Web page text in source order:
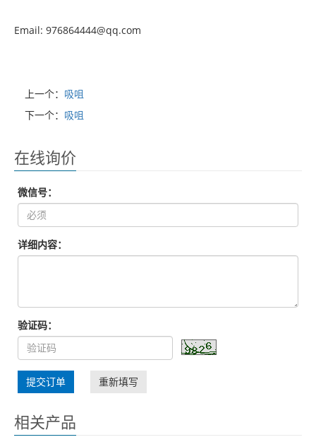
Email: 976864444@qq.com
上一个： 吸咀
下一个： 吸咀
在线询价
微信号：
详细内容：
验证码：
提交订单 重新填写
相关产品